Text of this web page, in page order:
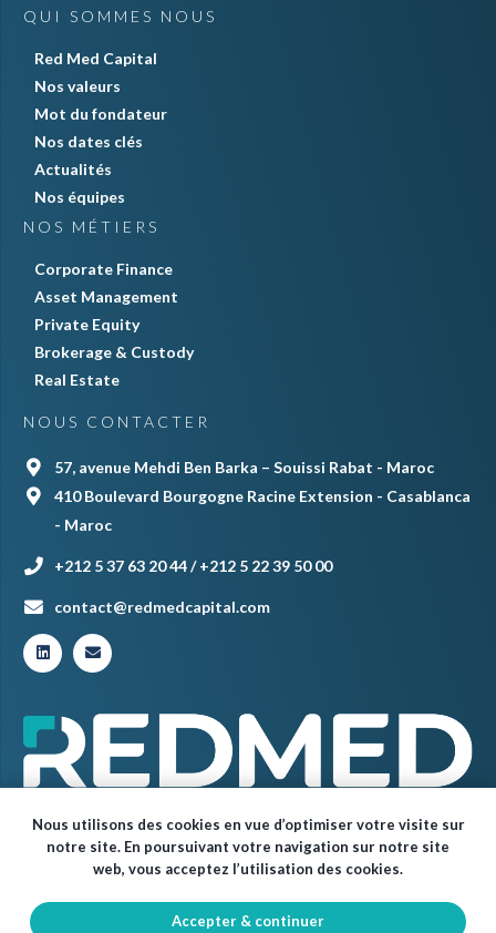
QUI SOMMES NOUS
Red Med Capital
Nos valeurs
Mot du fondateur
Nos dates clés
Actualités
Nos équipes
NOS MÉTIERS
Corporate Finance
Asset Management
Private Equity
Brokerage & Custody
Real Estate
NOUS CONTACTER
57, avenue Mehdi Ben Barka – Souissi Rabat - Maroc
410 Boulevard Bourgogne Racine Extension - Casablanca
- Maroc
+212 5 37 63 20 44 / +212 5 22 39 50 00
contact@redmedcapital.com
© Red Med 2024 – Tous droits réservés.
Nous utilisons des cookies en vue d’optimiser votre visite sur
notre site. En poursuivant votre navigation sur notre site
web, vous acceptez l’utilisation des cookies.
Accepter & continuer